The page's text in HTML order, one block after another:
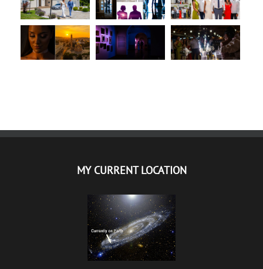
MY CURRENT LOCATION